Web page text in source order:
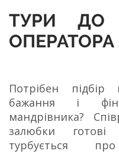
ТУРИ ДО
ОПЕРАТОРА
Потрібен підбір
бажання і
мандрівника?
залюбки готові
турбується